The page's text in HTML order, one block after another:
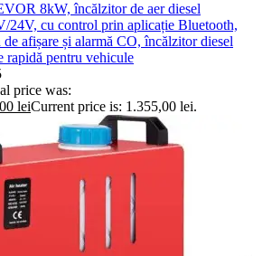
8kW, încălzitor de aer diesel
24V, cu control prin aplicație Bluetooth,
de afișare și alarmă CO, încălzitor diesel
rapidă pentru vehicule
price was:
leiCurrent price is: 1.355,00 lei.